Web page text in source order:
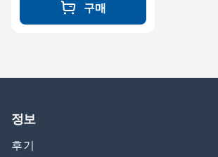
구매
정보
후기